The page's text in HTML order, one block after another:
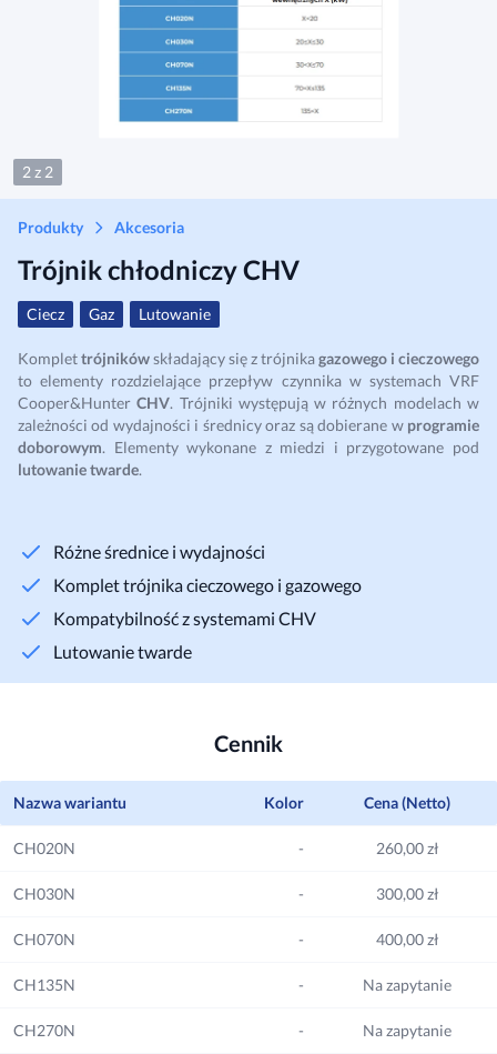
2 z 2
Produkty Akcesoria
Trójnik chłodniczy CHV
Ciecz Gaz Lutowanie
Komplettrójnikówskładający się z trójnikagazowego i cieczowego
to elementy rozdzielające przepływ czynnika w systemach VRF
Cooper&HunterCHV. Trójniki występują w różnych modelach w
zależności od wydajności i średnicy oraz są dobierane w programie
doborowym. Elementy wykonane z miedzi i przygotowane pod
lutowanie twarde.
Różne średnice i wydajności
Komplet trójnika cieczowego i gazowego
Kompatybilność z systemami CHV
Lutowanie twarde
Cennik
Nazwa wariantu Kolor Cena (Netto)
CH020N - 260,00 zł
CH030N - 300,00 zł
CH070N - 400,00 zł
CH135N - Na zapytanie
CH270N - Na zapytanie